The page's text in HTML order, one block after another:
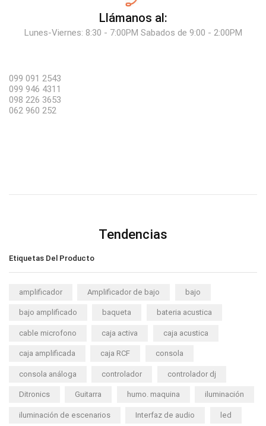
Llámanos al:
Lunes-Viernes: 8:30 - 7:00PM Sabados de 9:00 - 2:00PM
099 091 2543
099 946 4311
098 226 3653
062 960 252
Tendencias
Etiquetas Del Producto
amplificador Amplificador de bajo bajo
bajo amplificado baqueta bateria acustica
cable microfono caja activa caja acustica
caja amplificada caja RCF consola
consola análoga controlador controlador dj
Ditronics Guitarra humo. maquina iluminación
iluminación de escenarios Interfaz de audio led